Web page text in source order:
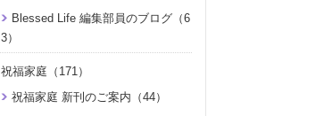
Blessed Life 編集部員のブログ（6
3）
祝福家庭（171）
祝福家庭 新刊のご案内（44）